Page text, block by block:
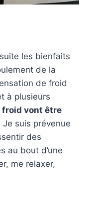
les bienfaits
de la
de froid
à plusieurs
froid vont être
Je suis prévenue
des
au bout d’une
me relaxer,